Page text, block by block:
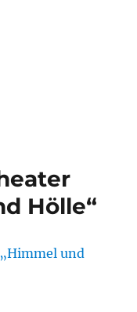
Hölle“